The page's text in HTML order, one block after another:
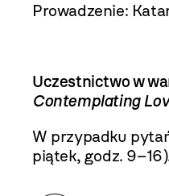
Prowadzenie:
Uczestnictwo w
Contemplating
W przypadku
piątek, godz.